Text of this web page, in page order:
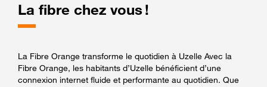
La fibre chez vous !
La Fibre Orange transforme le quotidien à Uzelle Avec la
Fibre Orange, les habitants d’Uzelle bénéficient d’une
connexion internet fluide et performante au quotidien. Que